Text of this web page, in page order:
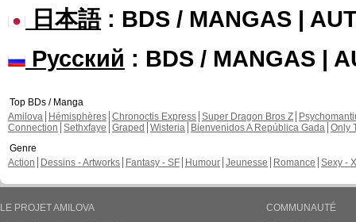
日本語: BDS / MANGAS |
Русский : BDS / MANGAS |
Top BDs / Manga
Amilova
Hémisphères Chronoctis Express Super Dragon Bros Z
Connection Sethxfaye Graped Wisteria Bienvenidos A República Gada Only
Genre
Action
Dessins - Artworks Fantasy - SF Humour Jeunesse Romance Sexy -
LE PROJET AMILOVA
COMMUNAUTÉ